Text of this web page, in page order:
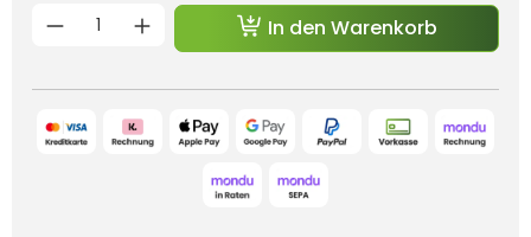
Produkt Anzahl: Gib den
In den Warenkorb